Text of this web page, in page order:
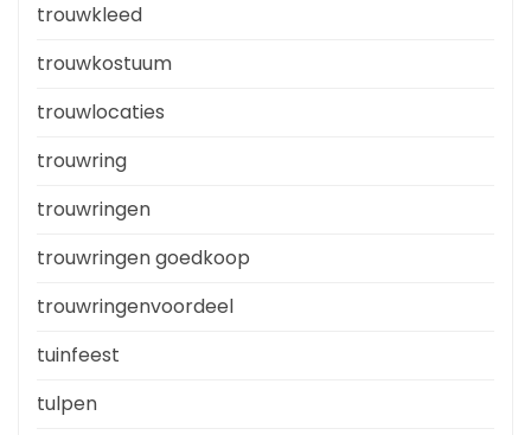
trouwkleed
trouwkostuum
trouwlocaties
trouwring
trouwringen
trouwringen goedkoop
trouwringenvoordeel
tuinfeest
tulpen